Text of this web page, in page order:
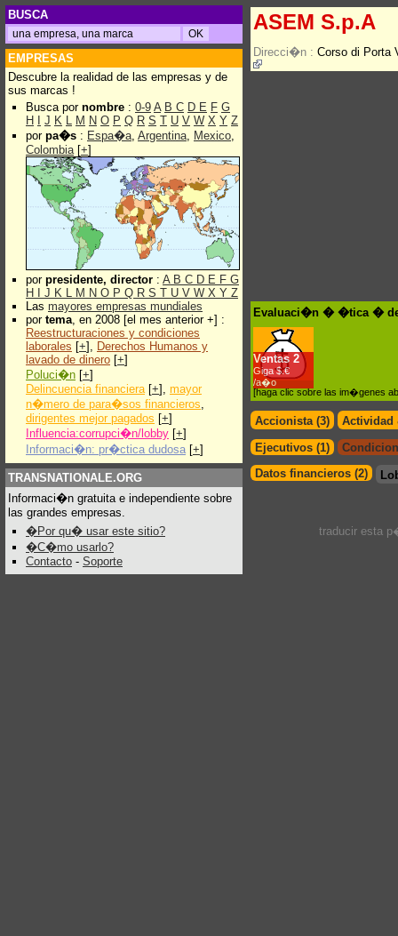
BUSCA
EMPRESAS
Descubre la realidad de las empresas y de
sus marcas !
Busca por nombre : 0-9 A B C D E F G
H
J K L M N O P Q R S T U V W X Y Z
por pa�s : Espa�a, Argentina, Mexico,
Colombia[+]
por presidente, director : A B C D E F G
H
J K L M N O P Q R S T U V W X Y Z
Las mayores empresas mundiales
por tema, en 2008 [el mes anterior +] :
Reestructuraciones y condiciones
laborales [+], Derechos Humanos y
lavado de dinero [+]
Poluci�n [+]
Delincuencia financiera[+], mayor
n�mero de para�sos financieros,
dirigentes mejor pagados [+]
Influencia:corrupci�n/lobby [+]
Informaci�n: pr�ctica dudosa [+]
TRANSNATIONALE.ORG
Informaci�n gratuita e independiente sobre
las grandes empresas.
�Por qu� usar este sitio?
�C�mo usarlo?
Contacto - Soporte
ASEM S.p.A
Direcci�n : Corso di Porta
Evaluaci�n � �tica �
Ventas 2
Giga $.€
/a�o
[haga clic sobre las im�genes
Accionista (3)
Actividad
Ejecutivos (1)
Datos financieros (2)
traducir esta